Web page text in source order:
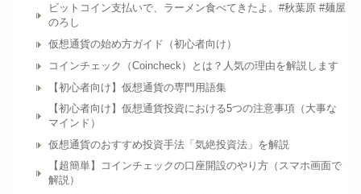
ビットコイン支払いで、ラーメン食べてきたよ。#秋葉原 #麺屋
のろし
仮想通貨の始め方ガイド（初心者向け）
コインチェック（Coincheck）とは？人気の理由を解説します
【初心者向け】仮想通貨の専門用語集
【初心者向け】仮想通貨投資における5つの注意事項（大事な
マインド）
仮想通貨のおすすめ投資手法「気絶投資法」を解説
【超簡単】コインチェックの口座開設のやり方（スマホ画面で
解説）